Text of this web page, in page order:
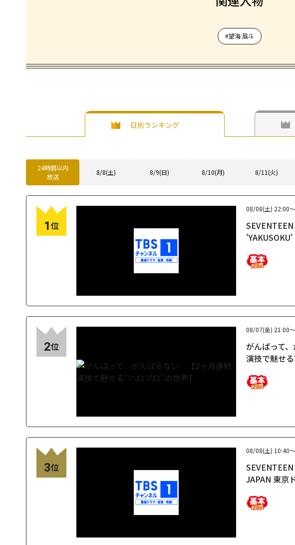
#望海 風斗
日別ランキング
24時間以内
放送
8/8(土) 8/9(日) 8/10(月) 8/11(火)
1位
08/08(土) 22:00
2位
08/07(金) 21:00
がんばって
演技で魅せる
3位
08/08(土) 10:40
JAPAN 東京